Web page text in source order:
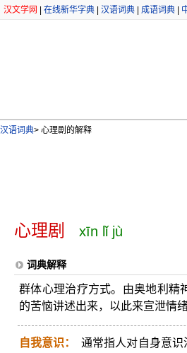
汉文学网 在线新华字典 汉语词典 成语词典
汉语词典> 心理剧的解释
心理剧 xīn lǐ jù
词典解释
群体心理治疗方式。由奥地利精
的苦恼讲述出来，以此来宣泄情
自我意识：
通常指人对自身意